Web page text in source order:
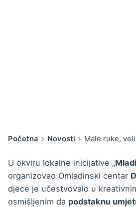
Početna Novosti Male ruke,
U okviru lokalne inicijative „
organizovao Omladinski centar
djece je učestvovalo u
osmišljenim da podstaknu